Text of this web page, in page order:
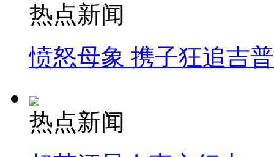
热点新闻
愤怒母象 携子狂追吉
热点新闻